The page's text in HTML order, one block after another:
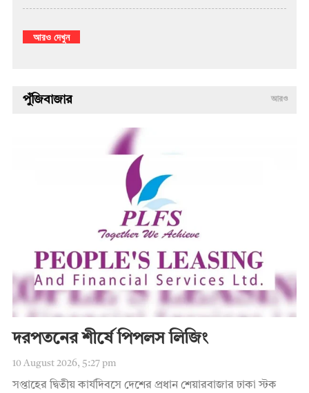
আরও দেখুন
পুঁজিবাজার আরও
দরপতনের শীর্ষে পিপলস লিজিং
10 August 2026, 5:27 pm
সপ্তাহের দ্বিতীয় কার্যদিবসে দেশের প্রধান শেয়ারবাজার ঢাকা স্টক